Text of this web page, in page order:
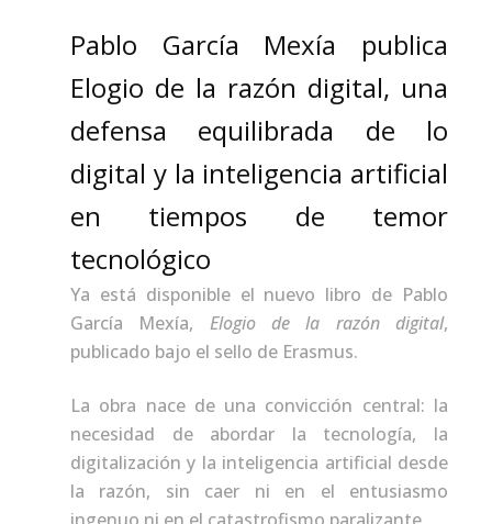
Pablo García Mexía publica
Elogio de la razón digital, una
defensa equilibrada de lo
digital y la inteligencia artificial
en tiempos de temor
tecnológico
Ya está disponible el nuevo libro de Pablo
García Mexía, Elogio de la razón digital,
publicado bajo el sello de Erasmus.
La obra nace de una convicción central: la
necesidad de abordar la tecnología, la
digitalización y la inteligencia artificial desde
la razón, sin caer ni en el entusiasmo